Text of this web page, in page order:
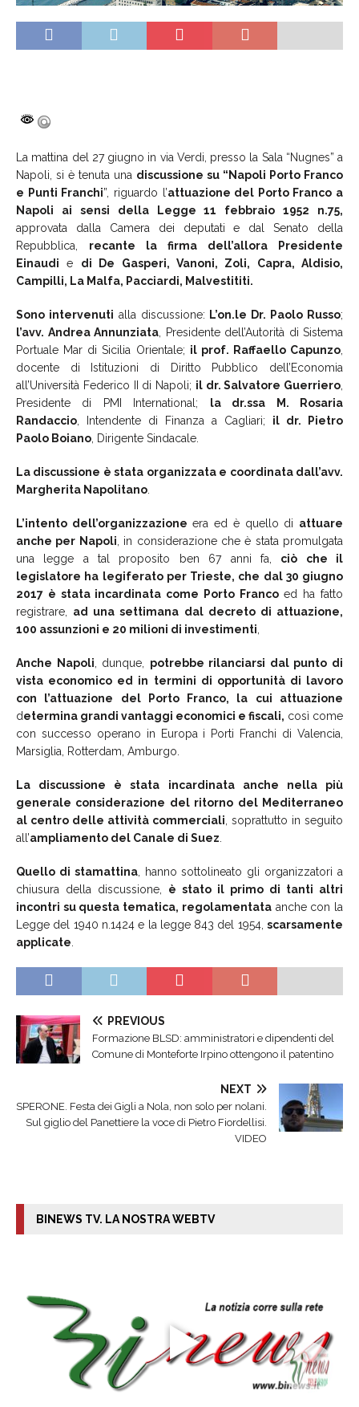
La mattina del 27 giugno in via Verdi, presso la Sala “Nugnes” a
Napoli, si è tenuta una discussione su “Napoli Porto Franco
e Punti Franchi”, riguardo l’attuazione del Porto Franco a
Napoli ai sensi della Legge 11 febbraio 1952 n.75,
approvata dalla Camera dei deputati e dal Senato della
Repubblica, recante la firma dell’allora Presidente
Einaudi e di De Gasperi, Vanoni, Zoli, Capra, Aldisio,
Campilli, La Malfa, Pacciardi, Malvestititi.
Sono intervenuti alla discussione: L’on.le Dr. Paolo Russo;
l’avv. Andrea Annunziata , Presidente dell’Autorità di Sistema
Portuale Mar di Sicilia Orientale; il prof. Raffaello Capunzo
docente di Istituzioni di Diritto Pubblico dell’Economia
all’Università Federico II di Napoli; il dr. Salvatore Guerriero
Presidente di PMI International; la dr.ssa M. Rosaria
Randaccio , Intendente di Finanza a Cagliari; il dr. Pietro
Paolo Boiano , Dirigente Sindacale.
La discussione è stata organizzata e coordinata dall’avv.
Margherita Napolitano
L’intento dell’organizzazione era ed è quello di attuare
anche per Napoli , in considerazione che è stata promulgata
una legge a tal proposito ben 67 anni fa, ciò che il
legislatore ha legiferato per Trieste, che dal 30 giugno
2017 è stata incardinata come Porto Francoed ha fatto
registrare, ad una settimana dal decreto di attuazione,
100 assunzioni e 20 milioni di investimenti
Anche Napoli , dunque, potrebbe rilanciarsi dal punto di
vista economico ed in termini di opportunità di lavoro
con l’attuazione del Porto Franco, la cui attuazione
determina grandi vantaggi economici e fiscali, così come
con successo operano in Europa i Porti Franchi di Valencia,
Marsiglia, Rotterdam, Amburgo.
La discussione è stata incardinata anche nella più
generale considerazione del ritorno del Mediterraneo
al centro delle attività commerciali , soprattutto in seguito
all’ampliamento del Canale di Suez
Quello di stamattina, hanno sottolineato gli organizzatori a
chiusura della discussione, è stato il primo di tanti altri
incontri su questa tematica, regolamentata anche con la
Legge del 1940 n.1424 e la legge 843 del 1954, scarsamente
applicate
PREVIOUS
Formazione BLSD: amministratori e dipendenti del
Comune di Monteforte Irpino ottengono il patentino
NEXT
SPERONE. Festa dei Gigli a Nola, non solo per nolani.
Sul giglio del Panettiere la voce di Pietro Fiordellisi.
VIDEO
BINEWS TV. LA NOSTRA WEBTV